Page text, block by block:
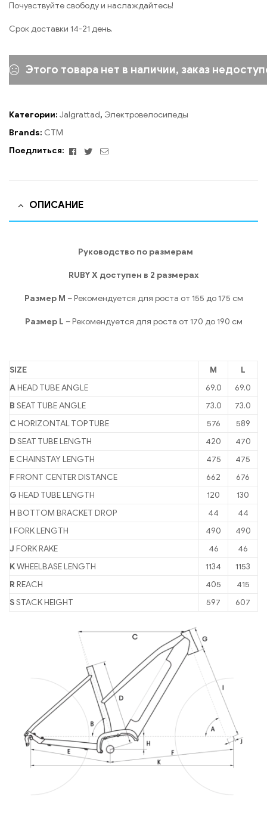
Почувствуйте свободу и наслаждайтесь!
Срок доставки 14-21 день.
Этого товара нет в наличии, заказ
Категории: Jalgrattad, Электровелосипеды
Brands: CTM
Поедлиться:
Facebook
TwitterEmail
ОПИСАНИЕ
Руководство по размерам
RUBY X доступен в 2 размерах
Размер M – Рекомендуется для роста от 155 до 175 см
Размер L – Рекомендуется для роста от 170 до 190 см
SIZE M
L
AHEAD TUBE ANGLE 69.0
69.0
B SEAT TUBE ANGLE 73.0
73.0
C HORIZONTAL TOP TUBE 576
589
DSEAT TUBE LENGTH 420
470
E CHAINSTAY LENGTH 475
475
FFRONT CENTER DISTANCE 662
676
G HEAD TUBE LENGTH 120
130
H BOTTOM BRACKET DROP 44
44
I FORK LENGTH 490
490
J FORK RAKE 46
46
KWHEELBASE LENGTH 1134
1153
RREACH 405
415
SSTACK HEIGHT 597 607